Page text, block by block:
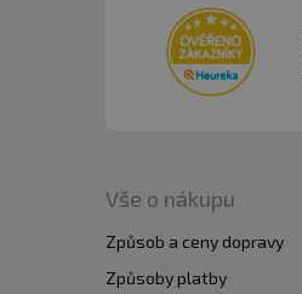
Vše o nákupu
Způsob a ceny dopravy
Způsoby platby